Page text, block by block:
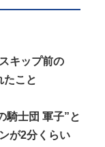
キップ前の
たこと
騎士団 軍子”と
が2分くらい